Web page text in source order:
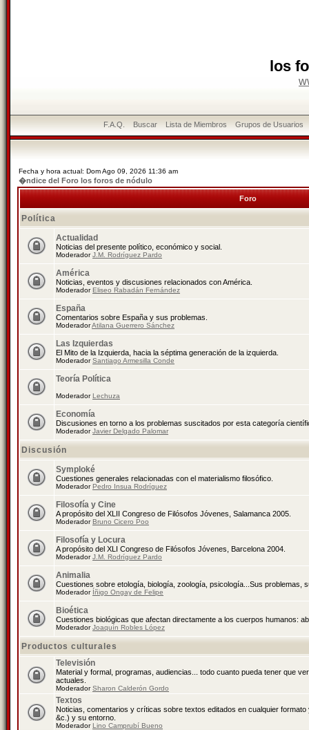
los
F.A.Q. Buscar Lista de Miembros Grupos de Usuarios
Fecha y hora actual: Dom Ago 09, 2026 11:36 am
�ndice del Foro los foros de nódulo
Foro
Política
Actualidad
Noticias del presente político, económico y social.
ModeradorJ.M. Rodríguez Pardo
América
Noticias, eventos y discusiones relacionados con América.
ModeradorEliseo Rabadán Fernández
España
Comentarios sobre España y sus problemas.
ModeradorAtilana Guerrero Sánchez
Las Izquierdas
El Mito de la Izquierda, hacia la séptima generación de la izquierda.
ModeradorSantiago Armesilla Conde
Teoría Política
ModeradorLechuza
Economía
Discusiones en torno a los problemas suscitados por esta categoría
ModeradorJavier Delgado Palomar
Discusión
Symploké
Cuestiones generales relacionadas con el materialismo filosófico.
ModeradorPedro Insua Rodríguez
Filosofía y Cine
A propósito del XLII Congreso de Filósofos Jóvenes, Salamanca 2005.
ModeradorBruno Cicero Poo
Filosofía y Locura
A propósito del XLI Congreso de Filósofos Jóvenes, Barcelona 2004.
ModeradorJ.M. Rodríguez Pardo
Animalia
Cuestiones sobre etología, biología, zoología, psicología...Sus problemas,
Moderador Íñigo Ongay de Felipe
Bioética
Cuestiones biológicas que afectan directamente a los cuerpos humanos:
ModeradorJoaquín Robles López
Productos culturales
Televisión
Material y formal, programas, audiencias... todo cuanto pueda tener que
actuales.
ModeradorSharon Calderón Gordo
Textos
Noticias, comentarios y críticas sobre textos editados en cualquier
&c.) y su entorno.
ModeradorLino Camprubí Bueno